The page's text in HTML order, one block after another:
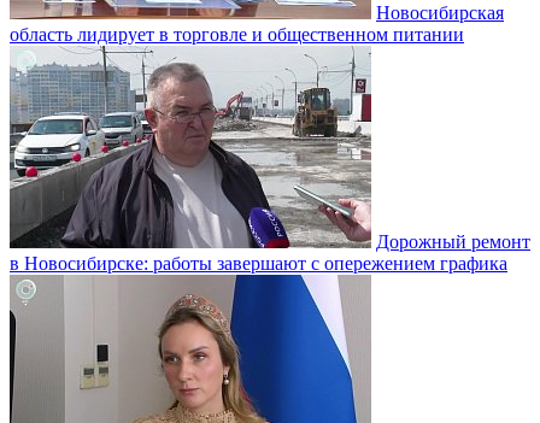
Новосибирская
область лидирует в торговле и общественном питании
Дорожный ремонт
в Новосибирске: работы завершают с опережением графика